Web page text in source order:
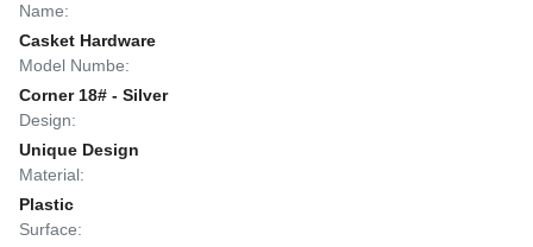
Name:
Casket Hardware
Model Numbe:
Corner 18# - Silver
Design:
Unique Design
Material:
Plastic
Surface: